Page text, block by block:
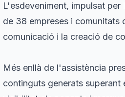
L'esdeveniment, impulsat per
de 38 empreses i comunitats
comunicació i la creació de
Més enllà de l'assistència
continguts generats superant